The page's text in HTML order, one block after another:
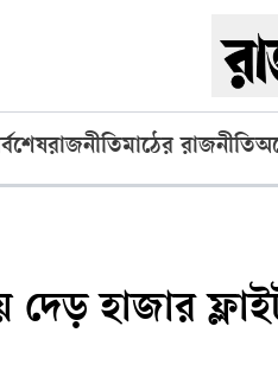
রাজনীতিমাঠের রাজনীতি
দেড় হাজার